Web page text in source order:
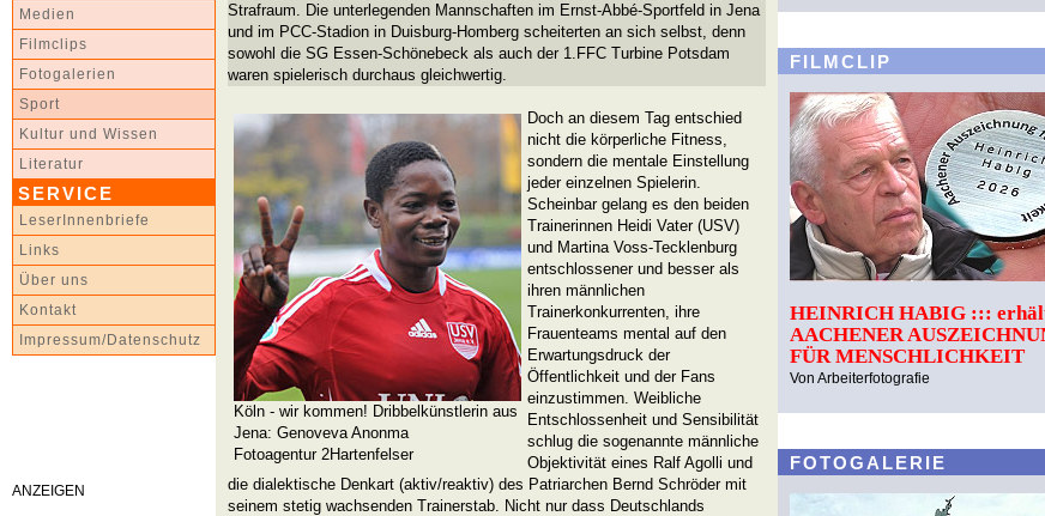
Medien
Filmclips
Fotogalerien
Sport
Kultur und Wissen
Literatur
SERVICE
LeserInnenbriefe
Links
Über uns
Kontakt
Impressum/Datenschutz
ANZEIGEN
Strafraum. Die unterlegenden Mannschaften im Ernst-Abbé-Sportfeld in Jena
und im PCC-Stadion in Duisburg-Homberg scheiterten an sich selbst, denn
sowohl die SG Essen-Schönebeck als auch der 1.FFC Turbine Potsdam
waren spielerisch durchaus gleichwertig.
Köln - wir kommen! Dribbelkünstlerin aus
Jena: Genoveva Anonma
Fotoagentur 2Hartenfelser
Doch an diesem Tag entschied
nicht die körperliche Fitness,
sondern die mentale Einstellung
jeder einzelnen Spielerin.
Scheinbar gelang es den beiden
Trainerinnen Heidi Vater (USV)
und Martina Voss-Tecklenburg
entschlossener und besser als
ihren männlichen
Trainerkonkurrenten, ihre
Frauenteams mental auf den
Erwartungsdruck der
Öffentlichkeit und der Fans
einzustimmen. Weibliche
Entschlossenheit und Sensibilität
schlug die sogenannte männliche
Objektivität eines Ralf Agolli und
die dialektische Denkart (aktiv/reaktiv) des Patriarchen Bernd Schröder mit
seinem stetig wachsenden Trainerstab. Nicht nur dass Deutschlands
FILMCLIP
HEINRICH HABIG :::
AACHENER
FÜR MENSCHLICHKEIT
Von Arbeiterfotografie
FOTOGALERIE